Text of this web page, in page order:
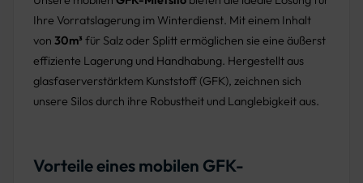
Ihre Vorratslagerung im Winterdienst. Mit einem Inhalt
von 30m³ für Salz oder Splitt ermöglichen sie eine äußerst
effiziente Lagerung und Handhabung. Hergestellt aus
glasfaserverstärktem Kunststoff (GFK), zeichnen sich
unsere Silos durch ihre Robustheit und Langlebigkeit aus.
Vorteile eines mobilen GFK-